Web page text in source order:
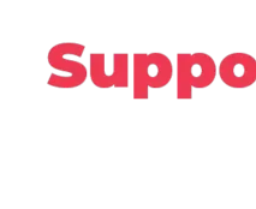
contenu